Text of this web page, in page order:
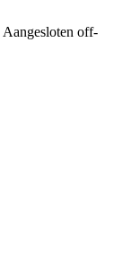
Aangesloten off-